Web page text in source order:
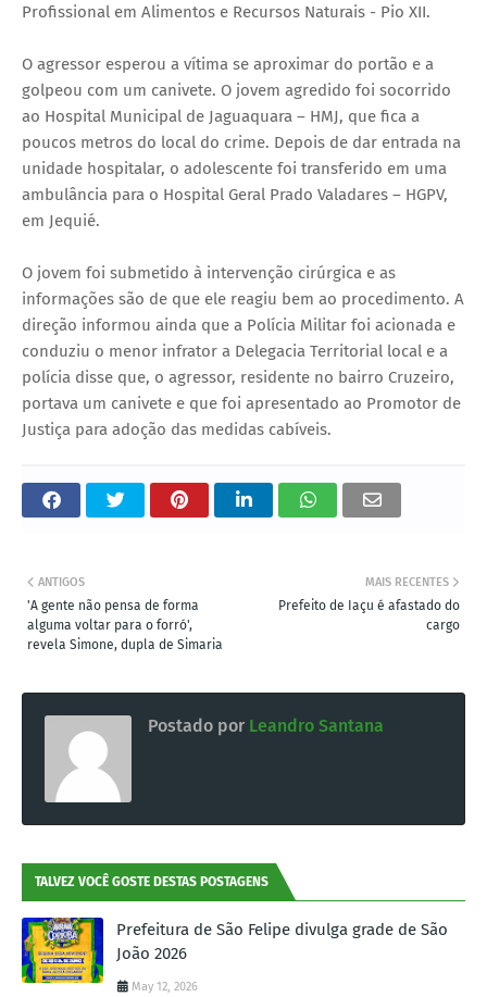
Profissional em Alimentos e Recursos Naturais - Pio XII.
O agressor esperou a vítima se aproximar do portão e a
golpeou com um canivete. O jovem agredido foi socorrido
ao Hospital Municipal de Jaguaquara – HMJ, que fica a
poucos metros do local do crime. Depois de dar entrada na
unidade hospitalar, o adolescente foi transferido em uma
ambulância para o Hospital Geral Prado Valadares – HGPV,
em Jequié.
O jovem foi submetido à intervenção cirúrgica e as
informações são de que ele reagiu bem ao procedimento. A
direção informou ainda que a Polícia Militar foi acionada e
conduziu o menor infrator a Delegacia Territorial local e a
polícia disse que, o agressor, residente no bairro Cruzeiro,
portava um canivete e que foi apresentado ao Promotor de
Justiça para adoção das medidas cabíveis.
MAIS RECENTES
Prefeito de Iaçu é afastado do
cargo
ANTIGOS
'A gente não pensa de forma
alguma voltar para o forró',
revela Simone, dupla de Simaria
Postado por Leandro Santana
TALVEZ VOCÊ GOSTE DESTAS POSTAGENS
Prefeitura de São Felipe divulga grade de São
João 2026
May 12, 2026